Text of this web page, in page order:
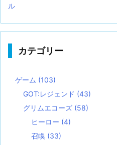
ル
カテゴリー
ゲーム (103)
GOT:レジェンド (43)
グリムエコーズ (58)
ヒーロー (4)
召喚 (33)